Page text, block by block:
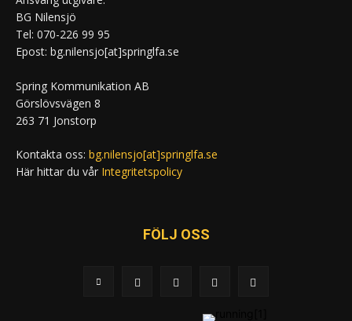
BG Nilensjö
Tel: 070-226 99 95
Epost: bg.nilensjo[at]springlfa.se
Spring Kommunikation AB
Görslövsvägen 8
263 71 Jonstorp
Kontakta oss: bg.nilensjo[at]springlfa.se
Här hittar du vår Integritetspolicy
FÖLJ OSS